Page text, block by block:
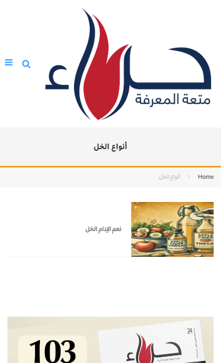
أنواع الخل
Home أنواع الخل
نعم الإدام الخل